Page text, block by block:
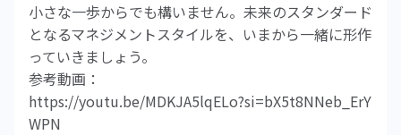
小さな一歩からでも構いません。未来のスタンダード
となるマネジメントスタイルを、いまから一緒に形作
っていきましょう。
参考動画：
https://youtu.be/MDKJA5lqELo?si=bX5t8NNeb_ErY
WPN